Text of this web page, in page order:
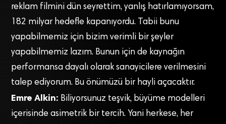
reklam filmini dün seyrettim, yanlış hatırlamıyorsam,
182 milyar hedefle kapanıyordu. Tabii bunu
yapabilmemiz için bizim verimli bir şeyler
yapabilmemiz lazım. Bunun için de kaynağın
performansa dayalı olarak sanayicilere verilmesini
talep ediyorum. Bu önümüzü bir hayli açacaktır.
Emre Alkin: Biliyorsunuz teşvik, büyüme modelleri
içerisinde asimetrik bir tercih. Yani herkese, her